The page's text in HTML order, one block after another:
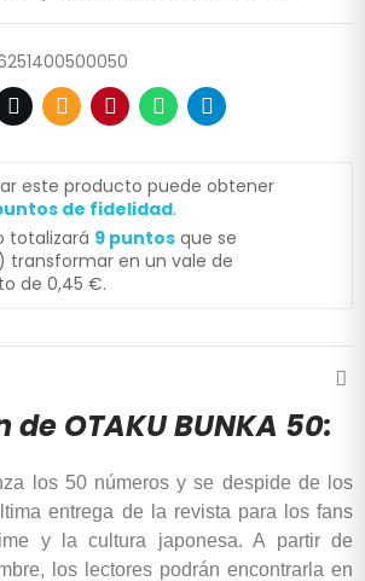
este producto puede obtener
de fidelidad.
totalizará 9 puntos que se
transformar en un vale de
de 0,45 €.
OTAKU BUNKA 50:
los 50 números y se despide de los
entrega de la revista para los fans
y la cultura japonesa. A partir de
los lectores podrán encontrarla en